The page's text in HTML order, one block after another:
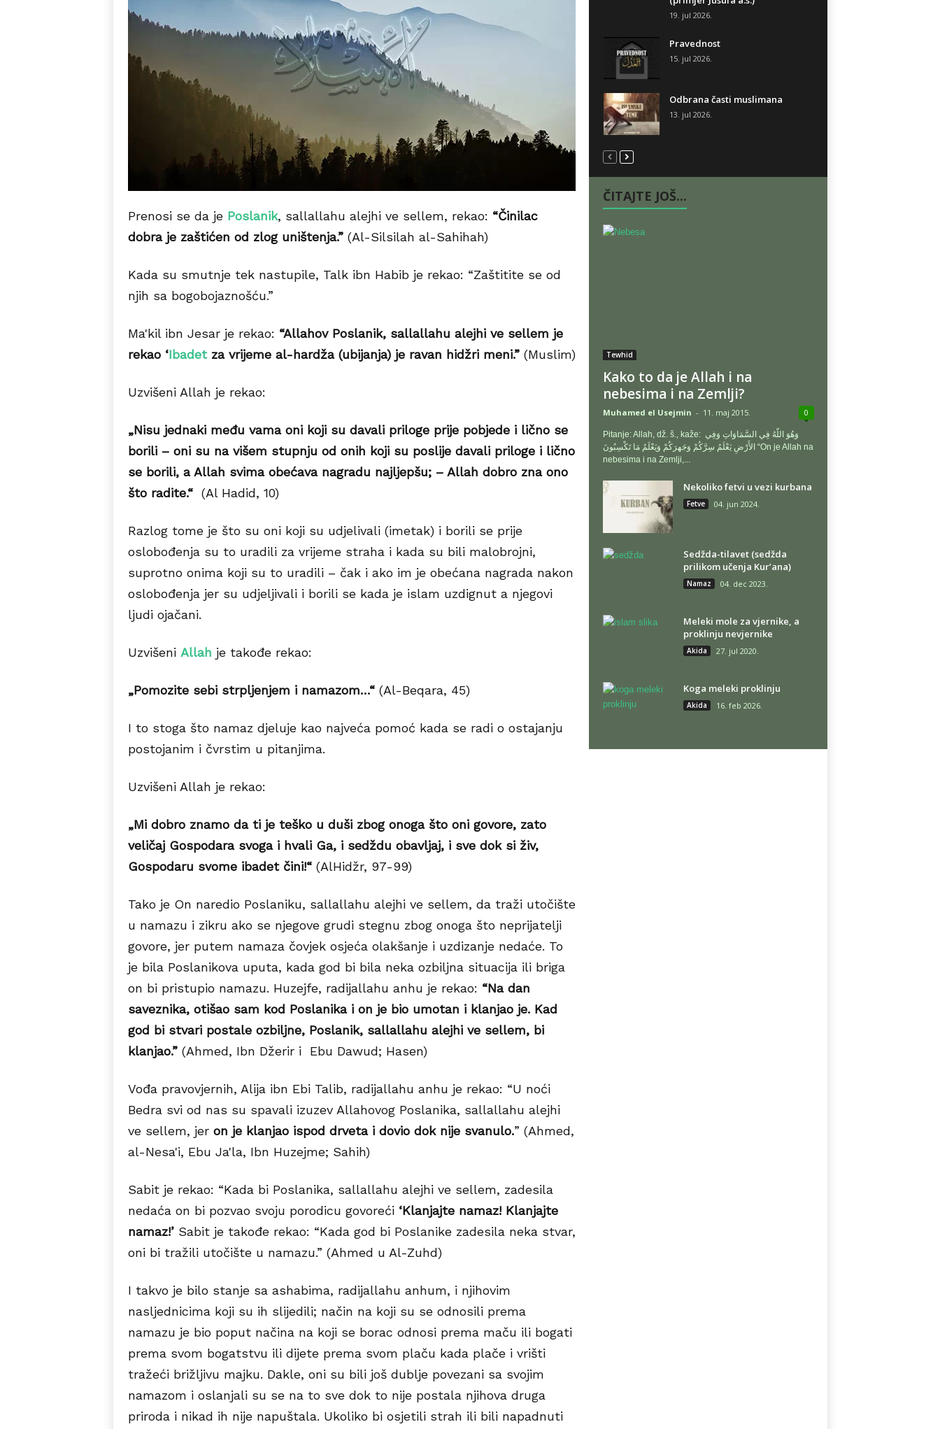
Prenosi se da je Poslanik, sallallahu alejhi ve sellem, rekao: “Činilac
dobra je zaštićen od zlog uništenja.” (Al-Silsilah al-Sahihah)
Kada su smutnje tek nastupile, Talk ibn Habib je rekao: “Zaštitite se od
njih sa bogobojaznošću.”
Ma'kil ibn Jesar je rekao: “Allahov Poslanik, sallallahu alejhi ve sellem je
rekao ‘Ibadetza vrijeme al-hardža (ubijanja) je ravan hidžri meni.” (Muslim)
Uzvišeni Allah je rekao:
„Nisu jednaki među vama oni koji su davali priloge prije pobjede i lično se
borili – oni su na višem stupnju od onih koji su poslije davali priloge i lično
se borili, a Allah svima obećava nagradu najljepšu; – Allah dobro zna ono
što radite.“(Al Hadid, 10)
Razlog tome je što su oni koji su udjelivali (imetak) i borili se prije
oslobođenja su to uradili za vrijeme straha i kada su bili malobrojni,
suprotno onima koji su to uradili – čak i ako im je obećana nagrada nakon
oslobođenja jer su udjeljivali i borili se kada je islam uzdignut a njegovi
ljudi ojačani.
Uzvišeni Allah je takođe rekao:
„Pomozite sebi strpljenjem i namazom…“(Al-Beqara, 45)
I to stoga što namaz djeluje kao najveća pomoć kada se radi o ostajanju
postojanim i čvrstim u pitanjima.
Uzvišeni Allah je rekao:
„Mi dobro znamo da ti je teško u duši zbog onoga što oni govore, zato
veličaj Gospodara svoga i hvali Ga, i sedždu obavljaj, i sve dok si živ,
Gospodaru svome ibadet čini!“(AlHidžr, 97-99)
Tako je On naredio Poslaniku, sallallahu alejhi ve sellem, da traži utočište
u namazu i zikru ako se njegove grudi stegnu zbog onoga što neprijatelji
govore, jer putem namaza čovjek osjeća olakšanje i uzdizanje nedaće. To
je bila Poslanikova uputa, kada god bi bila neka ozbiljna situacija ili briga
on bi pristupio namazu. Huzejfe, radijallahu anhu je rekao: “Na dan
saveznika, otišao sam kod Poslanika i on je bio umotan i klanjao je. Kad
god bi stvari postale ozbiljne, Poslanik, sallallahu alejhi ve sellem, bi
klanjao.”(Ahmed, Ibn Džerir i Ebu Dawud; Hasen)
Vođa pravovjernih, Alija ibn Ebi Talib, radijallahu anhu je rekao: “U noći
Bedra svi od nas su spavali izuzev Allahovog Poslanika, sallallahu alejhi
ve sellem, jer on je klanjao ispod drveta i dovio dok nije svanulo.” (Ahmed,
al-Nesa'i, Ebu Ja'la, Ibn Huzejme; Sahih)
Sabit je rekao: “Kada bi Poslanika, sallallahu alejhi ve sellem, zadesila
nedaća on bi pozvao svoju porodicu govoreći ‘Klanjajte namaz! Klanjajte
namaz!’ Sabit je takođe rekao: “Kada god bi Poslanike zadesila neka stvar,
oni bi tražili utočište u namazu.” (Ahmed u Al-Zuhd)
I takvo je bilo stanje sa ashabima, radijallahu anhum, i njihovim
nasljednicima koji su ih slijedili; način na koji su se odnosili prema
namazu je bio poput načina na koji se borac odnosi prema maču ili bogati
prema svom bogatstvu ili dijete prema svom plaču kada plače i vrišti
tražeći brižljivu majku. Dakle, oni su bili još dublje povezani sa svojim
namazom i oslanjali su se na to sve dok to nije postala njihova druga
priroda i nikad ih nije napuštala. Ukoliko bi osjetili strah ili bili napadnuti
19. jul 2026.
Pravednost
15. jul 2026.
Odbrana časti muslimana
13. jul 2026.
ČITAJTE JOŠ...
Tewhid
Kako to da je Allah i na
nebesima i na Zemlji?
Muhamed el Usejmin - 11. maj 2015. 0
Pitanje: Allah, dž. š., kaže: وَهُوَ اللّهُ فِي السَّمَاوَاتِ وَفِي
الأَرْضِ يَعْلَمُ سِرَّكُمْ وَجَهرَكُمْ وَيَعْلَمُ مَا تَكْسِبُونَ “On je Allah na
nebesima i na Zemlji,...
Nekoliko fetvi u vezi kurbana
Fetve 04. jun 2024.
Sedžda-tilavet (sedžda
prilikom učenja Kur’ana)
Namaz 04. dec 2023.
Meleki mole za vjernike, a
proklinju nevjernike
Akida 27. jul 2020.
Koga meleki proklinju
Akida 16. feb 2026.